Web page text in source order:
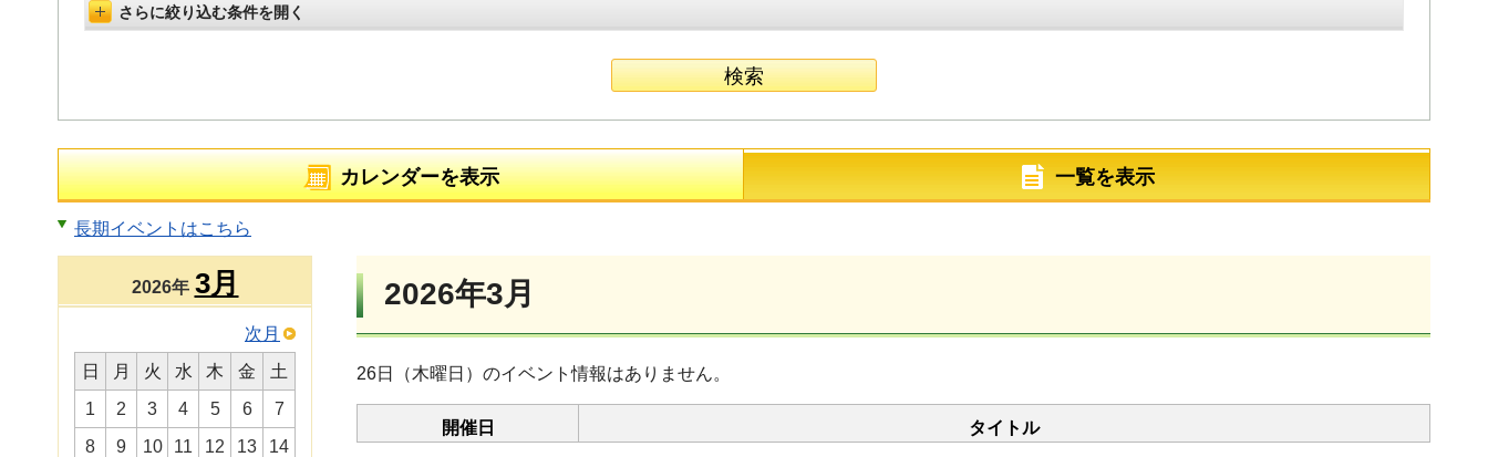
詳細設定を開く
さらに絞り込む条件を開く
カレンダーを表示 一覧を表示
長期イベントはこちら
2026年 3月
次月
日
月 火 水 木 金
土
1
2 3 4 5 6
7
8
9 10 11 12 13
14
2026年3月
26日（木曜日）のイベント情報はありません。
開催日 タイトル